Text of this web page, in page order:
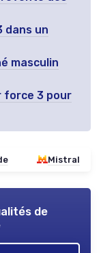
dans un
masculin
force 3 pour
Mistral
de